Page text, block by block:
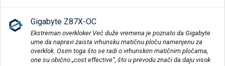
Gigabyte Z87X-OC
Ekstreman overkloker Već duže vremena je poznato da Gigabyte
ume da napravi zaista vrhunsku matičnu ploču namenjenu za
overklok. Osim toga što se radi o vrhunskim matičnim pločama,
one su obično „cost effective“, što u prevodu znači da daju visok